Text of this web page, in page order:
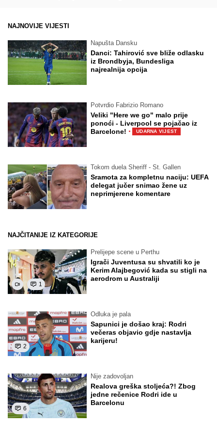
NAJNOVIJE VIJESTI
Napušta Dansku
Danci: Tahirović sve bliže odlasku
iz Brondbyja, Bundesliga
najrealnija opcija
Potvrdio Fabrizio Romano
Veliki "Here we go" malo prije
ponoći - Liverpool se pojačao iz
Barcelone! · UDARNA VIJEST
Tokom duela Sheriff - St. Gallen
Sramota za kompletnu naciju: UEFA
delegat jučer snimao žene uz
neprimjerene komentare
NAJČITANIJE IZ KATEGORIJE
1
Prelijepe scene u Perthu
Igrači Juventusa su shvatili ko je
Kerim Alajbegović kada su stigli na
aerodrom u Australiji
2
Odluka je pala
Sapunici je došao kraj: Rodri
večeras objavio gdje nastavlja
karijeru!
6
Nije zadovoljan
Realova greška stoljeća?! Zbog
jedne rečenice Rodri ide u
Barcelonu